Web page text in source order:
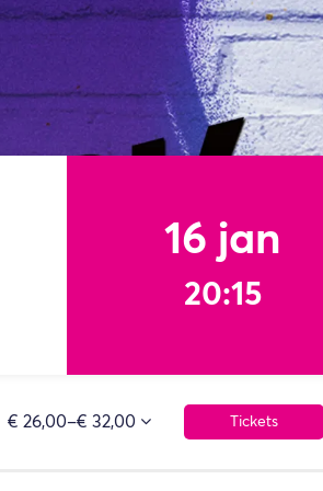
16 jan
20:15
€ 26,00–€ 32,00 Tickets